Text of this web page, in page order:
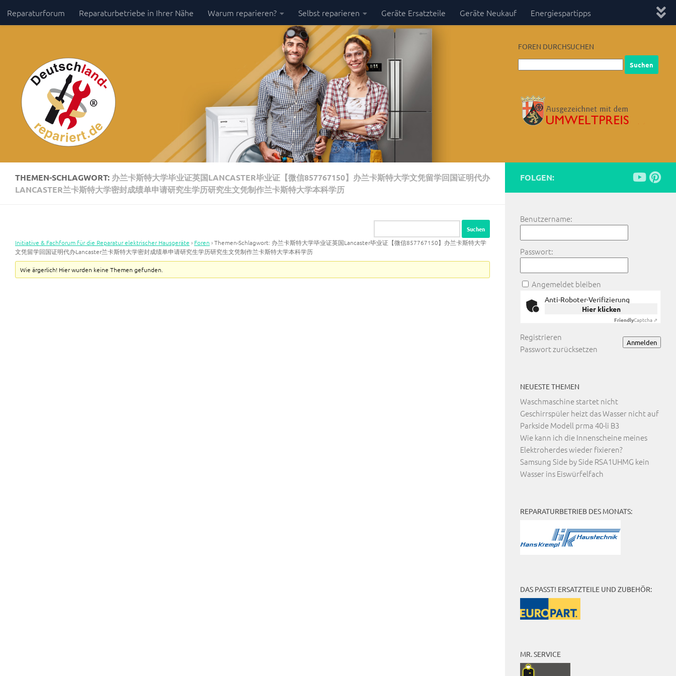
Zum Inhalt springen
Reparaturforum Reparaturbetriebe in Ihrer Nähe Warum reparieren? Selbst reparieren Geräte Ersatzteile Geräte Neukauf Energiespartipps
FOREN DURCHSUCHEN
THEMEN-SCHLAGWORT: 办兰卡斯特大学毕业证英国LANCASTER毕业证【微信857767150】办兰卡斯特大学文凭留学回国证明代办
LANCASTER兰卡斯特大学密封成绩单申请研究生学历研究生文凭制作兰卡斯特大学本科学历
Initiative & Fachforum für die Reparatur elektrischer Hausgeräte › Foren ›Themen-Schlagwort: 办兰卡斯特大学毕业证英国Lancaster毕业证【微信857767150】办兰卡斯特大学
文凭留学回国证明代办Lancaster兰卡斯特大学密封成绩单申请研究生学历研究生文凭制作兰卡斯特大学本科学历
Wie ärgerlich! Hier wurden keine Themen gefunden.
FOLGEN:
Benutzername:
Passwort:
Angemeldet bleiben
Anti-Roboter-Verifizierung
Hier klicken
FriendlyCaptcha ⇗
Anmelden
Registrieren
Passwort zurücksetzen
NEUESTE THEMEN
Waschmaschine startet nicht
Geschirrspüler heizt das Wasser nicht auf
Parkside Modell prma 40-li B3
Wie kann ich die Innenscheine meines
Elektroherdes wieder fixieren?
Samsung Side by Side RSA1UHMG kein
Wasser ins Eiswürfelfach
REPARATURBETRIEB DES MONATS:
DAS PASST! ERSATZTEILE UND ZUBEHÖR:
MR. SERVICE